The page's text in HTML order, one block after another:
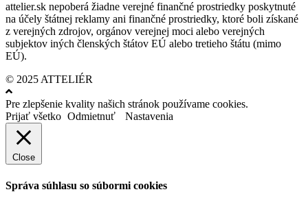
attelier.sk nepoberá žiadne verejné finančné prostriedky poskytnuté
na účely štátnej reklamy ani finančné prostriedky, ktoré boli získané
z verejných zdrojov, orgánov verejnej moci alebo verejných
subjektov iných členských štátov EÚ alebo tretieho štátu (mimo
EÚ).
© 2025 ATTELIÉR
Pre zlepšenie kvality našich stránok používame cookies.
Prijať všetko Odmietnuť Nastavenia
Close
Správa súhlasu so súbormi cookies